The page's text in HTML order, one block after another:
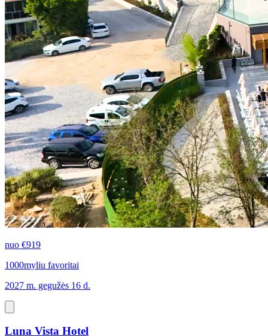
nuo €919
1000myliu favoritai
2027 m. gegužės 16 d.
Luna Vista Hotel